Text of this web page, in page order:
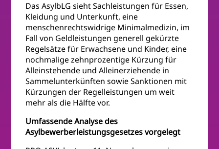
Das AsylbLG sieht Sachleistungen für Essen,
Kleidung und Unterkunft, eine
menschenrechtswidrige Minimalmedizin, im
Fall von Geldleistungen generell gekürzte
Regelsätze für Erwachsene und Kinder, eine
nochmalige zehnprozentige Kürzung für
Alleinstehende und Alleinerziehende in
Sammelunterkünften sowie Sanktionen mit
Kürzungen der Regelleistungen um weit
mehr als die Hälfte vor.
Umfassende Analyse des
Asylbewerberleistungsgesetzes vorgelegt